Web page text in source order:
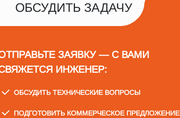
ОБСУДИТЬ ЗАДАЧУ
ЗАЯВКУ — С ВАМИ
ИНЖЕНЕР:
ОБСУДИТЬ ТЕХНИЧЕСКИЕ ВОПРОСЫ
ПОДГОТОВИТЬ КОММЕРЧЕСКОЕ ПРЕДЛОЖЕНИЕ